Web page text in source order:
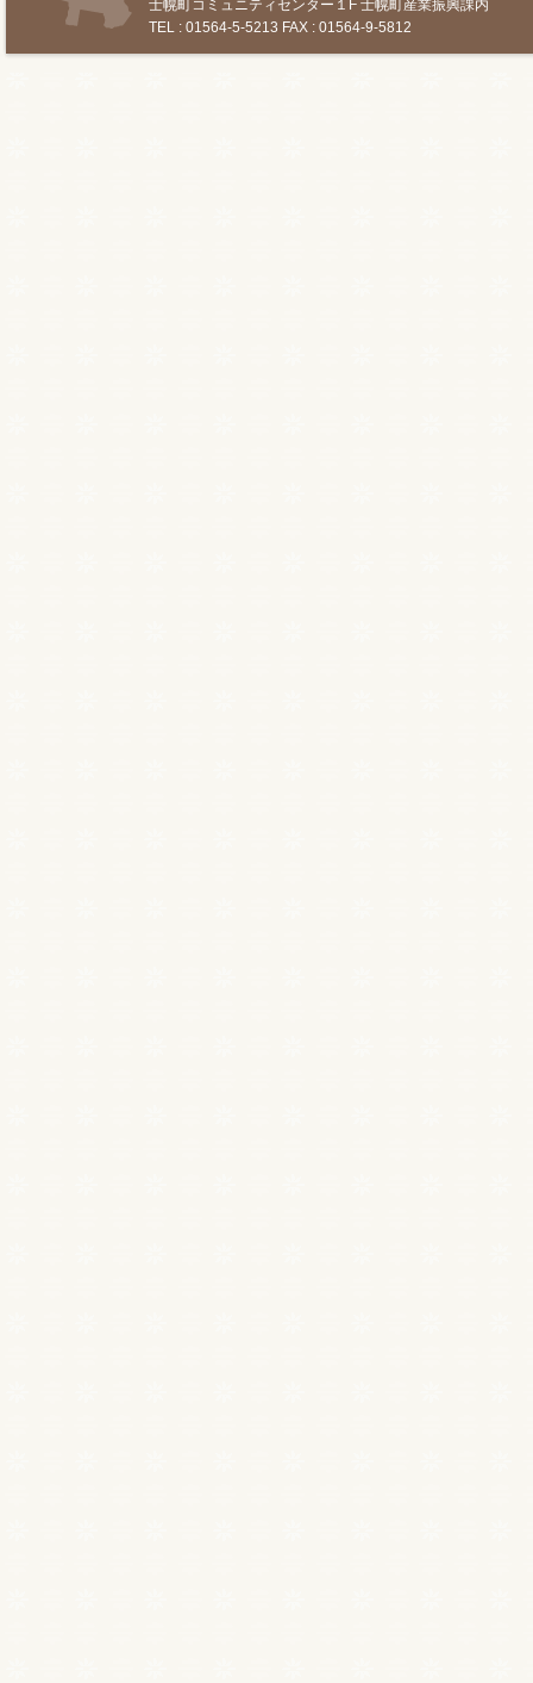
士幌町コミュニティセンター１F 士幌町産業振興課内
TEL : 01564-5-5213 FAX : 01564-9-5812